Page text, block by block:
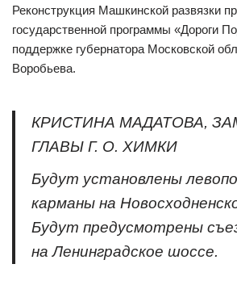
Реконструкция Машкинской развязки
государственной программы «Дороги
поддержке губернатора Московской
Воробьева.
КРИСТИНА МАДАТОВА,
ГЛАВЫ Г. О. ХИМКИ
Будут установлены
карманы на
Будут предусмотрены
на Ленинградское шоссе.